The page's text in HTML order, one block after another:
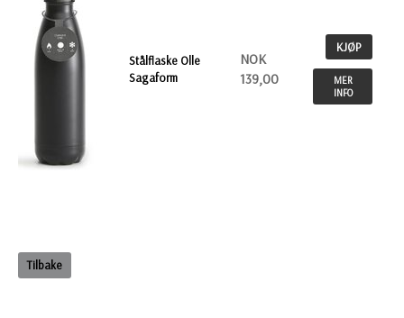
Stålflaske Olle
Sagaform
NOK
139,00
KJØP
MER
INFO
Tilbake